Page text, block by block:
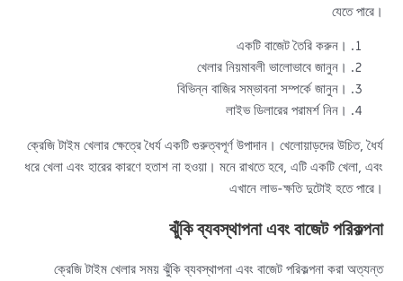
যেতে পারে।
একটি বাজেট তৈরি করুন।
খেলার নিয়মাবলী ভালোভাবে জানুন।
বিভিন্ন বাজির সম্ভাবনা সম্পর্কে জানুন।
লাইভ ডিলারের পরামর্শ নিন।
ক্রেজি টাইম খেলার ক্ষেত্রে ধৈর্য একটি গুরুত্বপূর্ণ উপাদান। খেলোয়াড়দের উচিত, ধৈর্য
ধরে খেলা এবং হারের কারণে হতাশ না হওয়া। মনে রাখতে হবে, এটি একটি খেলা, এবং
এখানে লাভ-ক্ষতি দুটোই হতে পারে।
ঝুঁকি ব্যবস্থাপনা এবং বাজেট পরিকল্পনা
ক্রেজি টাইম খেলার সময় ঝুঁকি ব্যবস্থাপনা এবং বাজেট পরিকল্পনা করা অত্যন্ত